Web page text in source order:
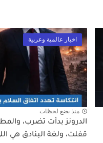
اخبار عالمية وعربية
منذ بضع لحظات
الدرونز بدأت تضرب،
قفلت، ولغة البنادق هي